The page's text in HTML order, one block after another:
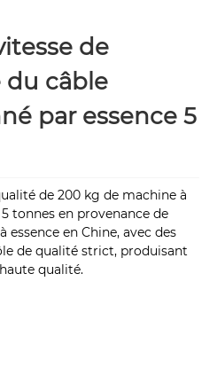
de
câble
par essence 5
de 200 kg de machine à
tonnes en provenance de
en Chine, avec des
de qualité strict, produisant
qualité.